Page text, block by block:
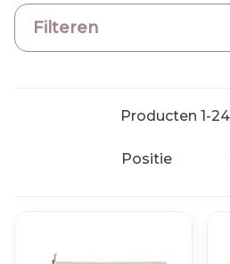
Filteren
Producten 1-24
Sorteer op: